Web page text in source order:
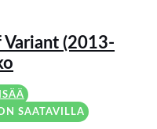
(2013-
SAATAVILLA